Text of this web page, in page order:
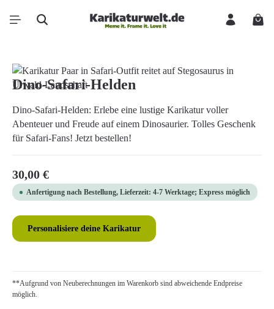
Zum Hauptinhalt springen
Bildergalerie überspringen
Dino-Safari-Helden
Dino-Safari-Helden: Erlebe eine lustige Karikatur voller
Abenteuer und Freude auf einem Dinosaurier. Tolles Geschenk
für Safari-Fans! Jetzt bestellen!
Regulärer Preis:
30,00 €
Anfertigung nach Bestellung, Lieferzeit: 4-7 Werktage; Express möglich
Personalisiere deine Karikatur
**Aufgrund von Neuberechnungen im Warenkorb sind abweichende Endpreise
möglich.